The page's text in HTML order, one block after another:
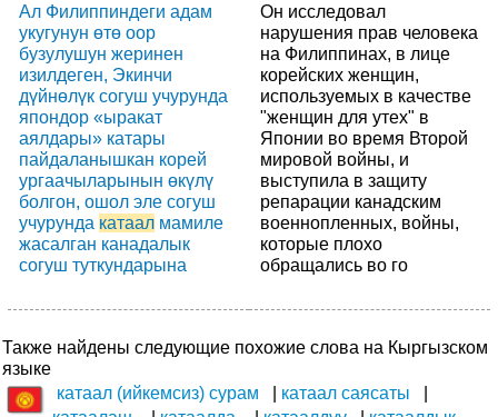
Ал Филиппиндеги адам
укугунун өтө оор
бузулушун жеринен
изилдеген, Экинчи
дүйнөлүк согуш учурунда
япондор «ыракат
аялдары» катары
пайдаланышкан корей
ургаачыларынын өкүлү
болгон, ошол эле согуш
учурунда катаал мамиле
жасалган канадалык
согуш туткундарына
Он исследовал
нарушения прав человека
на Филиппинах, в лице
корейских женщин,
используемых в качестве
"женщин для утех" в
Японии во время Второй
мировой войны, и
выступила в защиту
репарации канадским
военнопленных, войны,
которые плохо
обращались во го
Также найдены следующие похожие слова на Кыргызском
языке
катаал (ийкемсиз) сурам
катаал саясаты